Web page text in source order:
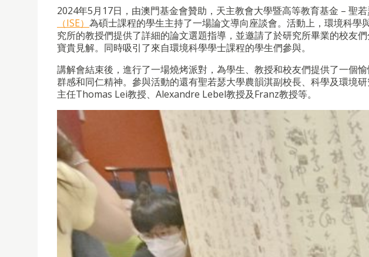
2024年5月17日，由澳門基金會贊助，天主教會大學暨高等教育基金 – 聖若
（ISE） 為碩士課程的學生主持了一場論文導向座談會。活動上，環境科
究所的教授們提供了詳細的論文選題指導，並邀請了於研究所畢業的校友
寶貴見解。同時吸引了來自環境科學學士課程的學生們參與。
講解會結束後，進行了一場燒烤派對，為學生、 教授和校友們提供了一個
群感和同仁精神。參與活動的還有聖若瑟大學農韻淇副校長、科學及環境
主任Thomas Lei教授、Alexandre Lebel教授及Franz教授等。